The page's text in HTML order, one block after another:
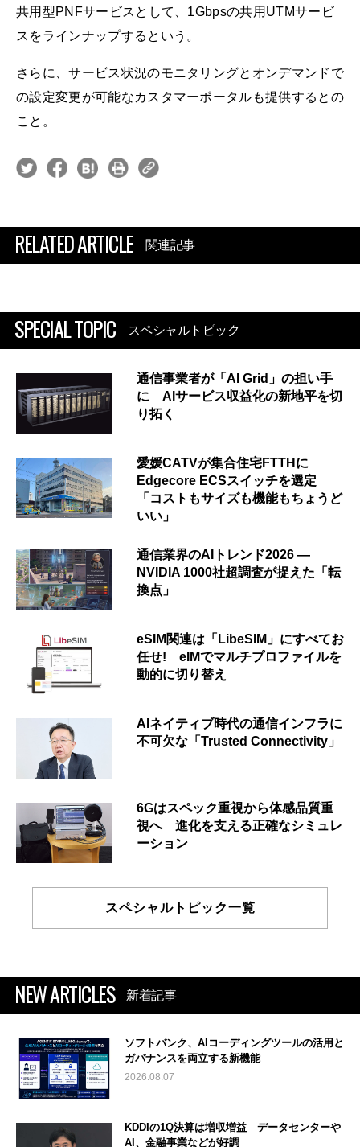
共用型PNFサービスとして、1Gbpsの共用UTMサービ
スをラインナップするという。
さらに、サービス状況のモニタリングとオンデマンドで
の設定変更が可能なカスタマーポータルも提供するとの
こと。
RELATED ARTICLE 関連記事
SPECIAL TOPIC スペシャルトピック
通信事業者が「AI Grid」の担い手
に AIサービス収益化の新地平を切
り拓く
愛媛CATVが集合住宅FTTHに
Edgecore ECSスイッチを選定
「コストもサイズも機能もちょうど
いい」
通信業界のAIトレンド2026 ―
NVIDIA 1000社超調査が捉えた「転
換点」
eSIM関連は「LibeSIM」にすべてお
任せ! eIMでマルチプロファイルを
動的に切り替え
AIネイティブ時代の通信インフラに
不可欠な「Trusted Connectivity」
6Gはスペック重視から体感品質重
視へ 進化を支える正確なシミュレ
ーション
スペシャルトピック一覧
NEW ARTICLES 新着記事
ソフトバンク、AIコーディングツールの活用と
ガバナンスを両立する新機能
2026.08.07
KDDIの1Q決算は増収増益 データセンターや
AI、金融事業などが好調